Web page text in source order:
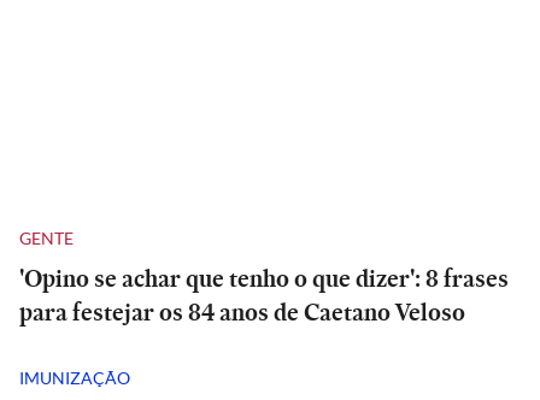
GENTE
'Opino se achar que tenho o que dizer': 8 frases
para festejar os 84 anos de Caetano Veloso
IMUNIZAÇÃO